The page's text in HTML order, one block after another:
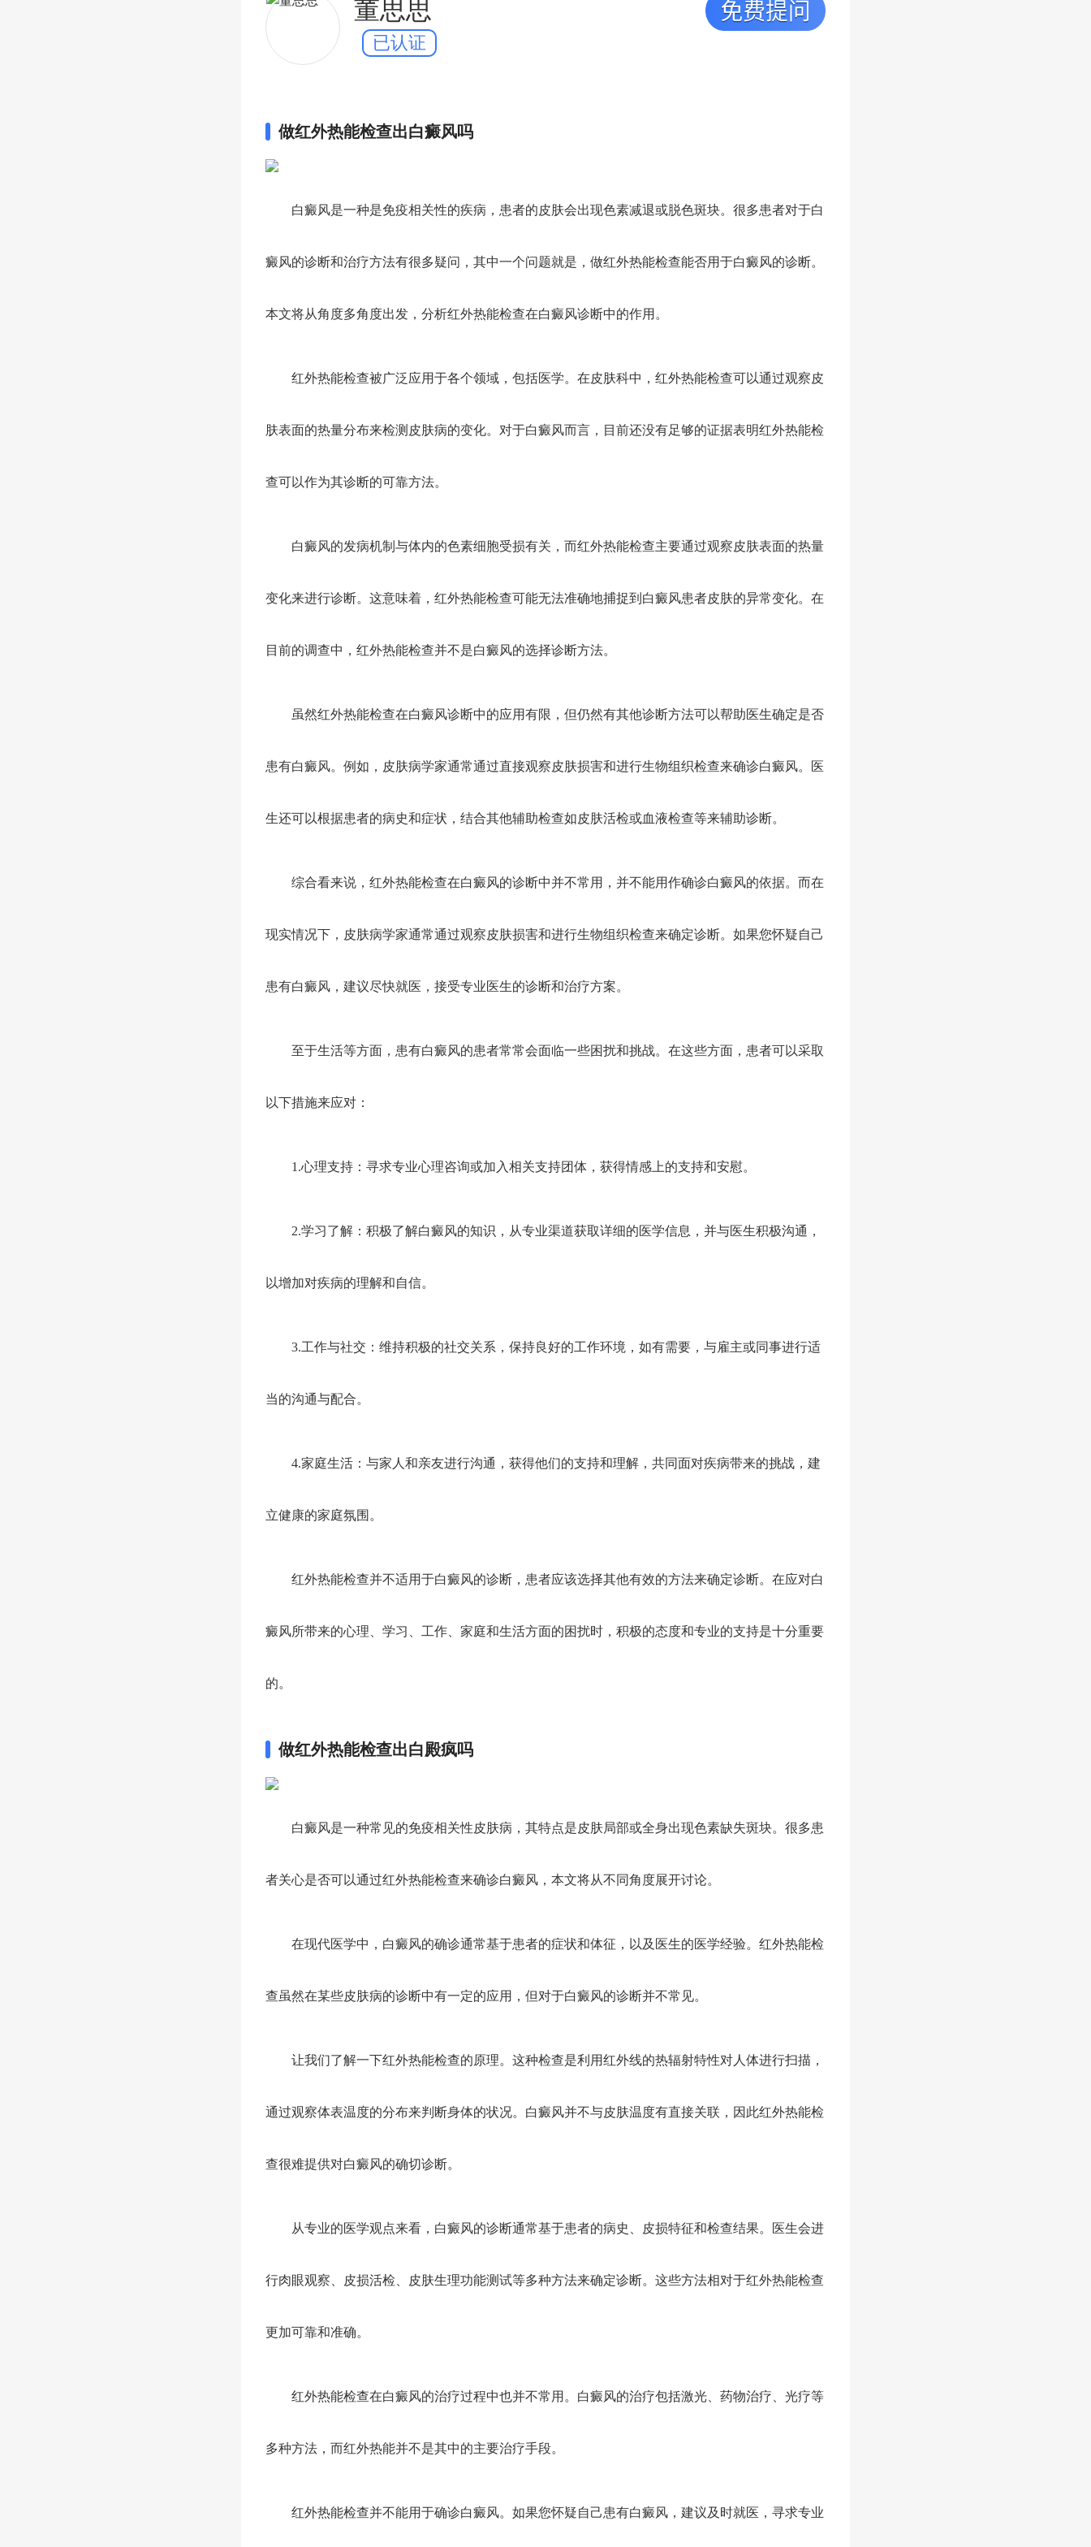
董思思
已认证
做红外热能检查出白癜风吗
白癜风是一种是免疫相关性的疾病，患者的皮肤会出现色素减退或脱色斑块。很多患者对于白
癜风的诊断和治疗方法有很多疑问，其中一个问题就是，做红外热能检查能否用于白癜风的诊断。
本文将从角度多角度出发，分析红外热能检查在白癜风诊断中的作用。
红外热能检查被广泛应用于各个领域，包括医学。在皮肤科中，红外热能检查可以通过观察皮
肤表面的热量分布来检测皮肤病的变化。对于白癜风而言，目前还没有足够的证据表明红外热能检
查可以作为其诊断的可靠方法。
白癜风的发病机制与体内的色素细胞受损有关，而红外热能检查主要通过观察皮肤表面的热量
变化来进行诊断。这意味着，红外热能检查可能无法准确地捕捉到白癜风患者皮肤的异常变化。在
目前的调查中，红外热能检查并不是白癜风的选择诊断方法。
虽然红外热能检查在白癜风诊断中的应用有限，但仍然有其他诊断方法可以帮助医生确定是否
患有白癜风。例如，皮肤病学家通常通过直接观察皮肤损害和进行生物组织检查来确诊白癜风。医
生还可以根据患者的病史和症状，结合其他辅助检查如皮肤活检或血液检查等来辅助诊断。
综合看来说，红外热能检查在白癜风的诊断中并不常用，并不能用作确诊白癜风的依据。而在
现实情况下，皮肤病学家通常通过观察皮肤损害和进行生物组织检查来确定诊断。如果您怀疑自己
患有白癜风，建议尽快就医，接受专业医生的诊断和治疗方案。
至于生活等方面，患有白癜风的患者常常会面临一些困扰和挑战。在这些方面，患者可以采取
以下措施来应对：
1.心理支持：寻求专业心理咨询或加入相关支持团体，获得情感上的支持和安慰。
2.学习了解：积极了解白癜风的知识，从专业渠道获取详细的医学信息，并与医生积极沟通，
以增加对疾病的理解和自信。
3.工作与社交：维持积极的社交关系，保持良好的工作环境，如有需要，与雇主或同事进行适
当的沟通与配合。
4.家庭生活：与家人和亲友进行沟通，获得他们的支持和理解，共同面对疾病带来的挑战，建
立健康的家庭氛围。
红外热能检查并不适用于白癜风的诊断，患者应该选择其他有效的方法来确定诊断。在应对白
癜风所带来的心理、学习、工作、家庭和生活方面的困扰时，积极的态度和专业的支持是十分重要
的。
做红外热能检查出白殿疯吗
白癜风是一种常见的免疫相关性皮肤病，其特点是皮肤局部或全身出现色素缺失斑块。很多患
者关心是否可以通过红外热能检查来确诊白癜风，本文将从不同角度展开讨论。
在现代医学中，白癜风的确诊通常基于患者的症状和体征，以及医生的医学经验。红外热能检
查虽然在某些皮肤病的诊断中有一定的应用，但对于白癜风的诊断并不常见。
让我们了解一下红外热能检查的原理。这种检查是利用红外线的热辐射特性对人体进行扫描，
通过观察体表温度的分布来判断身体的状况。白癜风并不与皮肤温度有直接关联，因此红外热能检
查很难提供对白癜风的确切诊断。
从专业的医学观点来看，白癜风的诊断通常基于患者的病史、皮损特征和检查结果。医生会进
行肉眼观察、皮损活检、皮肤生理功能测试等多种方法来确定诊断。这些方法相对于红外热能检查
更加可靠和准确。
红外热能检查在白癜风的治疗过程中也并不常用。白癜风的治疗包括激光、药物治疗、光疗等
多种方法，而红外热能并不是其中的主要治疗手段。
红外热能检查并不能用于确诊白癜风。如果您怀疑自己患有白癜风，建议及时就医，寻求专业